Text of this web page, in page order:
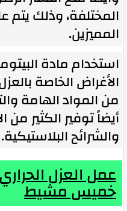
المختلفة، وذلك يتم
المميزين.
استخدام مادة
الأغراض الخاصة
من المواد الهامة
أيضاً توفير الكثير من
والشرائح البلاستيكية.
عمل العزل
خميس مشيط